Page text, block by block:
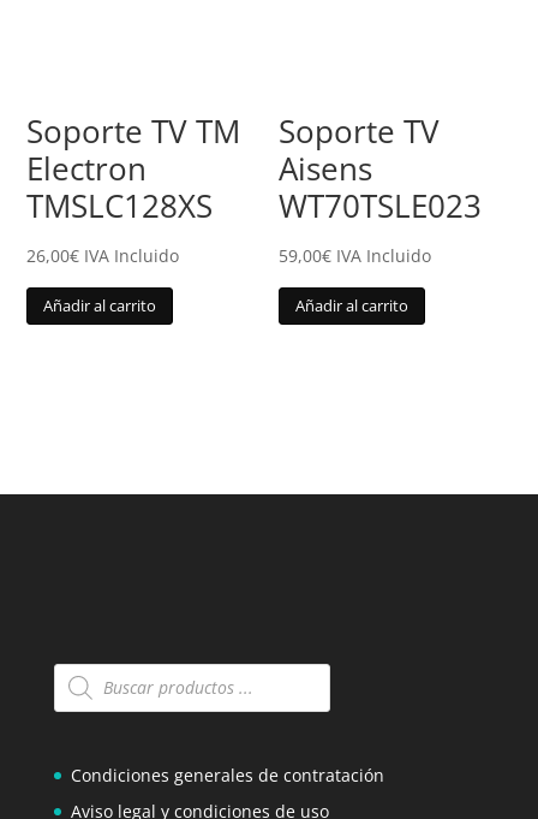
Soporte TV TM
Electron
TMSLC128XS
26,00€ IVA Incluido
Añadir al carrito
Soporte TV
Aisens
WT70TSLE023
59,00€ IVA Incluido
Añadir al carrito
Búsqueda
de
Condiciones generales de contratación
Aviso legal y condiciones de uso